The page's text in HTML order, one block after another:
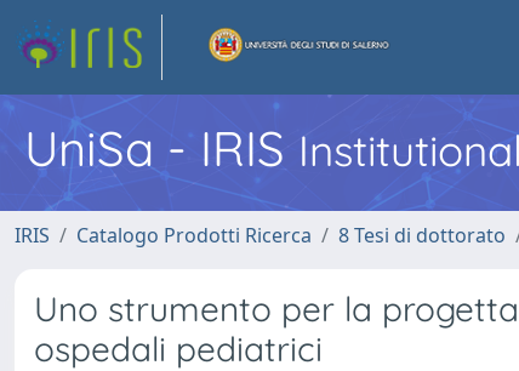
UniSa - IRIS
IRIS Catalogo Prodotti Ricerca 8 Tesi di dottorato
Uno strumento per la
ospedali pediatrici